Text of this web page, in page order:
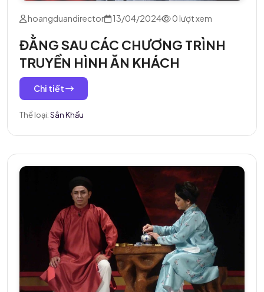
hoangduandirector 13/04/2024 0 lượt xem
ĐẰNG SAU CÁC CHƯƠNG TRÌNH
TRUYỀN HÌNH ĂN KHÁCH
Chi tiết
Thể loại:Sân Khấu